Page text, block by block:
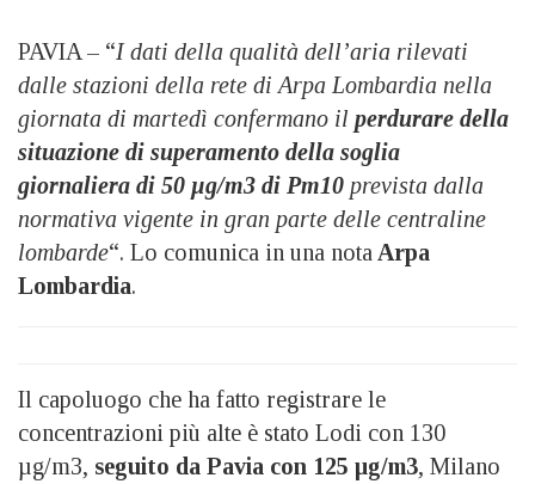
PAVIA – “I dati della qualità dell’aria rilevati
dalle stazioni della rete di Arpa Lombardia nella
giornata di martedì confermano il perdurare della
situazione di superamento della soglia
giornaliera di 50 µg/m3 di Pm10 prevista dalla
normativa vigente in gran parte delle centraline
lombarde“. Lo comunica in una nota Arpa
Lombardia.
Il capoluogo che ha fatto registrare le
concentrazioni più alte è stato Lodi con 130
µg/m3, seguito da Pavia con 125 µg/m3, Milano